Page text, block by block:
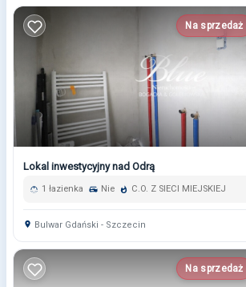
Na sprzedaż
Lokal inwestycyjny nad Odrą
1 łazienka Nie C.O. Z SIECI MIEJSKIEJ
Bulwar Gdański - Szczecin
Na sprzedaż